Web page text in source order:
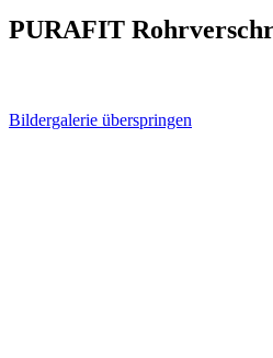
PURAFIT
Bildergalerie überspringen